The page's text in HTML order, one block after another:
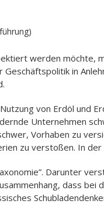
werden möchte,
in
von Erdöl und
Unternehmen
Vorhaben zu
zu verstoßen. In
Darunter
dass